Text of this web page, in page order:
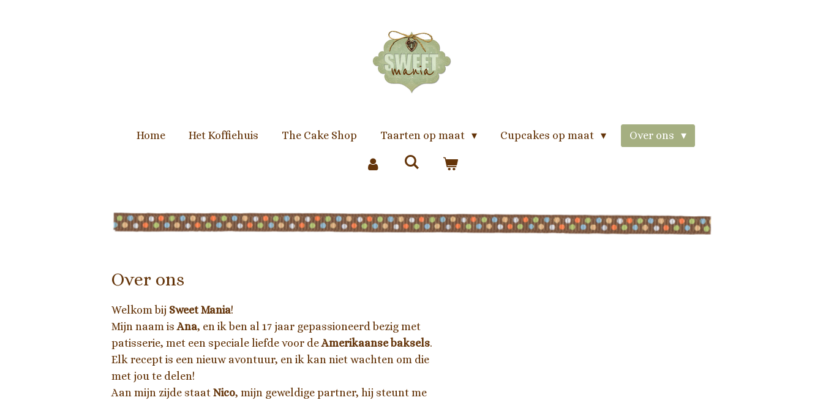
Home Het Koffiehuis The Cake Shop Taarten op maat Cupcakes op maat Over ons
Over ons
Welkom bij Sweet Mania!
Mijn naam isAna, en ik ben al 17 jaar gepassioneerd bezig met
patisserie, met een speciale liefde voor deAmerikaanse baksels.
Elk recept is een nieuw avontuur, en ik kan niet wachten om die
met jou te delen!
Aan mijn zijde staat Nico, mijn geweldige partner, hij steunt me